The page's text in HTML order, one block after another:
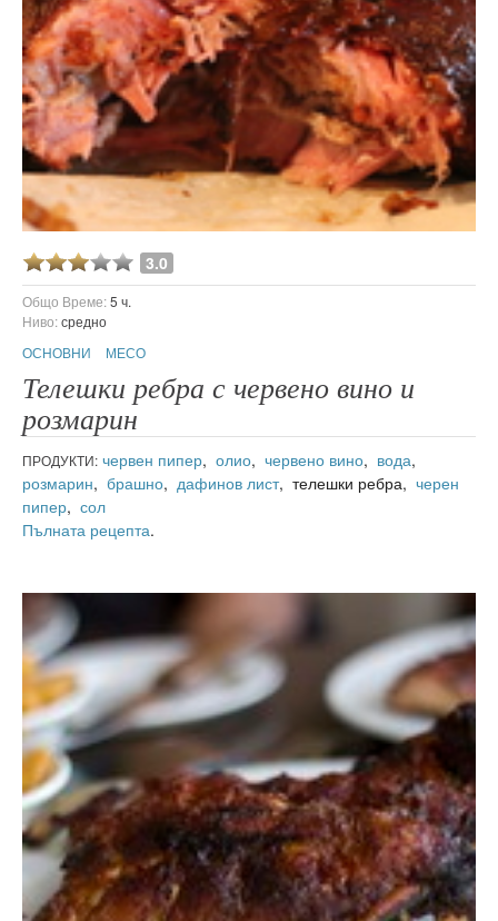
3.0
Общо Време:5 ч.
Ниво:средно
ОСНОВНИ
МЕСО
Телешки ребра с червено вино и
розмарин
ПРОДУКТИ: червен пипер, олио, червено вино, вода,
розмарин, брашно, дафинов лист, телешки ребра, черен
пипер, сол
Пълната рецепта.